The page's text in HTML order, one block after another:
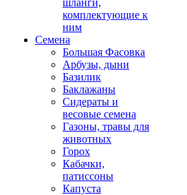
шланги,
комплектующие к
ним
Семена
Большая Фасовка
Арбузы, дыни
Базилик
Баклажаны
Сидераты и
весовые семена
Газоны, травы для
животных
Горох
Кабачки,
патиссоны
Капуста